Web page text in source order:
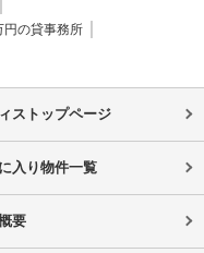
の貸事務所
ストップページ
入り物件一覧
要